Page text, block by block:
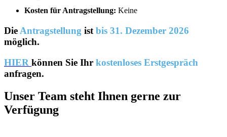
Kosten für Antragstellung: Keine
DieAntragstellung istbis 31. Dezember 2026
möglich.
HIER können Sie Ihr kostenloses Erstgespräch
anfragen.
Unser Team steht Ihnen gerne zur
Verfügung